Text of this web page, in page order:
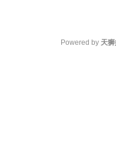
Powered by 天